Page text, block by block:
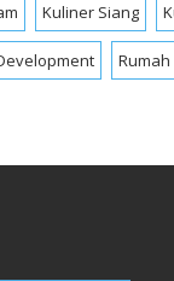
Kuliner Siang